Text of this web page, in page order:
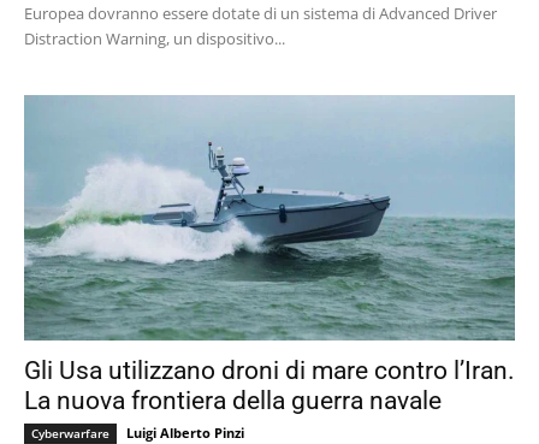
Europea dovranno essere dotate di un sistema di Advanced Driver
Distraction Warning, un dispositivo...
Gli Usa utilizzano droni di mare contro l’Iran.
La nuova frontiera della guerra navale
Cyberwarfare Luigi Alberto Pinzi